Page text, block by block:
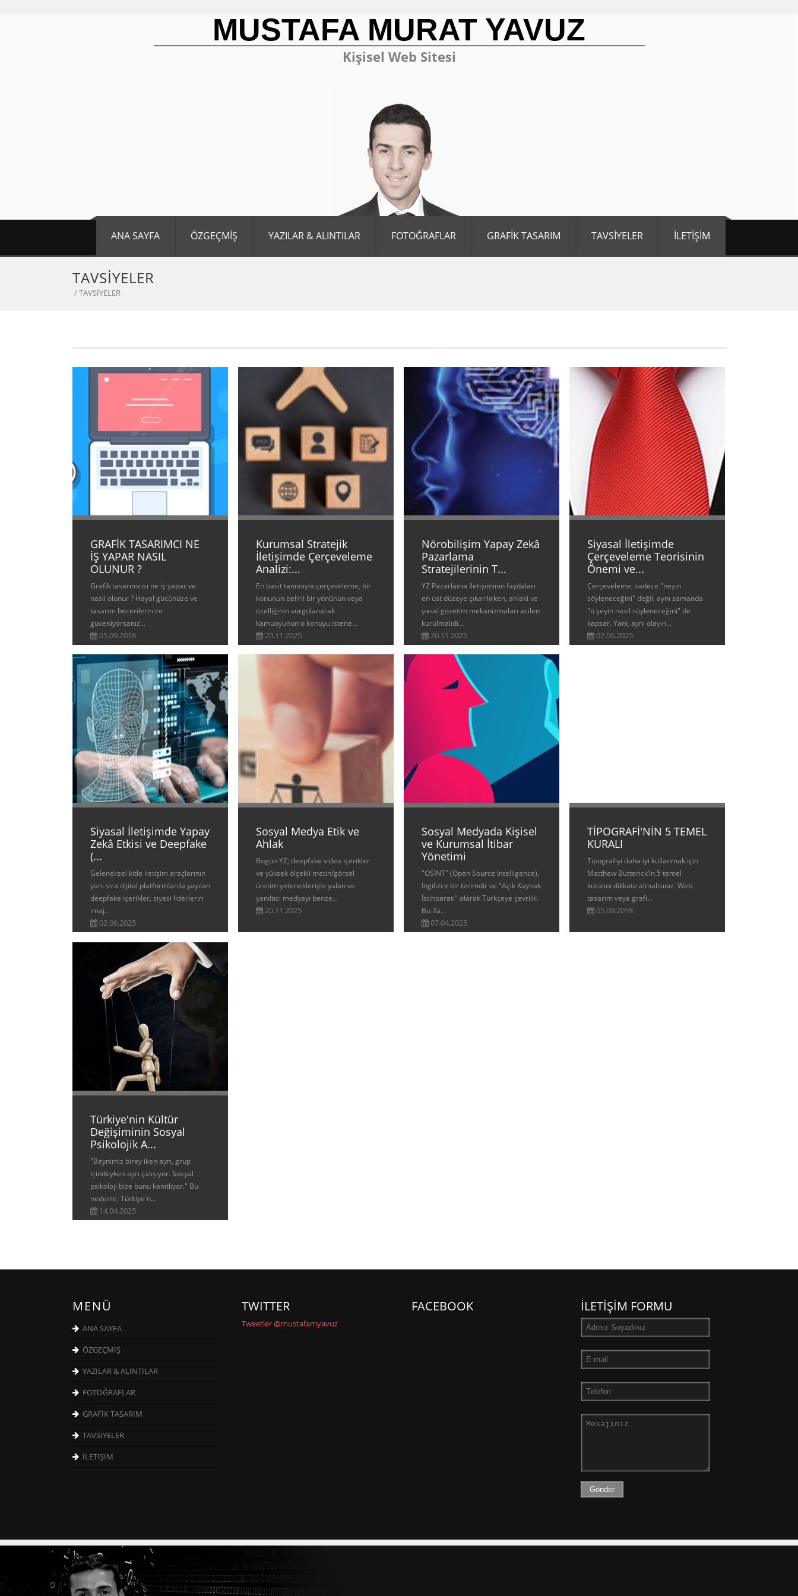
MUSTAFA MURAT YAVUZ
Kişisel Web Sitesi
ANA SAYFA ÖZGEÇMİŞ YAZILAR & ALINTILAR FOTOĞRAFLAR GRAFİK TASARIM TAVSİYELER İLETİŞİM
TAVSİYELER
/ TAVSİYELER
GRAFİK TASARIMCI NE
İŞ YAPAR NASIL
OLUNUR ?
Grafik tasarımcısı ne iş yapar ve
nasıl olunur ? Hayal gücünüze ve
tasarım becerilerinize
güveniyorsanız...
05.09.2018
Kurumsal Stratejik
İletişimde Çerçeveleme
Analizi:...
En basit tanımıyla çerçeveleme, bir
konunun belirli bir yönünün veya
özelliğinin vurgulanarak
kamuoyunun o konuyu istene...
20.11.2025
Nörobilişim Yapay Zekâ
Pazarlama
Stratejilerinin T...
YZ Pazarlama İletişiminin faydaları
en üst düzeye çıkarılırken, ahlaki ve
yasal gözetim mekanizmaları acilen
kurulmalıdı...
20.11.2025
Siyasal İletişimde
Çerçeveleme Teorisinin
Önemi ve...
Çerçeveleme, sadece "neyin
söyleneceğini" değil, aynı zamanda
"o şeyin nasıl söyleneceğini" de
kapsar. Yani, aynı olayın...
02.06.2025
Siyasal İletişimde Yapay
Zekâ Etkisi ve Deepfake
(...
Geleneksel kitle iletişim araçlarının
yanı sıra dijital platformlarda yayılan
deepfake içerikler, siyasi liderlerin
imaj...
02.06.2025
Sosyal Medya Etik ve
Ahlak
Bugün YZ; deepfake video içerikler
ve yüksek ölçekli metin/görsel
üretim yetenekleriyle yalan ve
yanıltıcı medyayı benze...
20.11.2025
Sosyal Medyada Kişisel
ve Kurumsal İtibar
Yönetimi
"OSINT" (Open Source Intelligence),
İngilizce bir terimdir ve "Açık Kaynak
İstihbaratı" olarak Türkçeye çevrilir.
Bu ifa...
07.04.2025
TİPOGRAFİ'NİN 5 TEMEL
KURALI
Tipografiyi daha iyi kullanmak için
Matthew Butterick’in 5 temel
kuralını dikkate almalısınız. Web
tasarım veya grafi...
05.09.2018
Türkiye'nin Kültür
Değişiminin Sosyal
Psikolojik A...
"Beynimiz birey iken ayrı, grup
içindeyken ayrı çalışıyor. Sosyal
psikoloji bize bunu kanıtlıyor." Bu
nedenle, Türkiye'n...
14.04.2025
MENÜ
ANA SAYFA
ÖZGEÇMİŞ
YAZILAR & ALINTILAR
FOTOĞRAFLAR
GRAFİK TASARIM
TAVSİYELER
İLETİŞİM
TWITTER
Tweetler @mustafamyavuz
FACEBOOK İLETİŞİM FORMU